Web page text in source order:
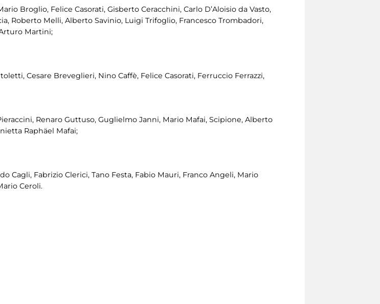
Broglio, Felice Casorati, Gisberto Ceracchini, Carlo D’Aloisio da Vasto,
Roberto Melli, Alberto Savinio, Luigi Trifoglio, Francesco Trombadori,
Martini;
Cesare Breveglieri, Nino Caffè, Felice Casorati, Ferruccio Ferrazzi,
Renaro Guttuso, Guglielmo Janni, Mario Mafai, Scipione, Alberto
Raphäel Mafai;
Cagli, Fabrizio Clerici, Tano Festa, Fabio Mauri, Franco Angeli, Mario
Ceroli.